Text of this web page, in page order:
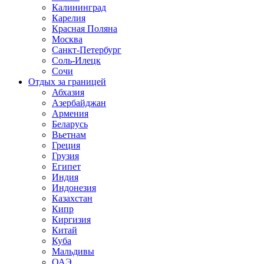
Калининград
Карелия
Красная Поляна
Москва
Санкт-Петербург
Соль-Илецк
Сочи
Отдых за границей
Абхазия
Азербайджан
Армения
Беларусь
Вьетнам
Греция
Грузия
Египет
Индия
Индонезия
Казахстан
Кипр
Киргизия
Китай
Куба
Мальдивы